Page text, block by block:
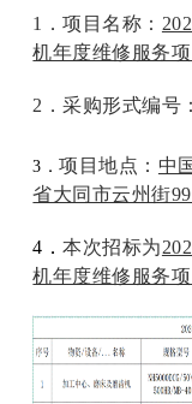
1 ．项目名称：
机年度维修服务项
2 ．采购形式编号：
3 ．项目地点： 中
省大同市云州街99
4 ．本次招标为
机年度维修服务项